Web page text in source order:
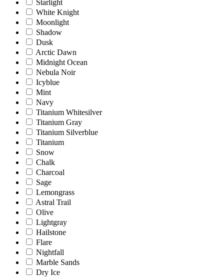
Starlight
White Knight
Moonlight
Shadow
Dusk
Arctic Dawn
Midnight Ocean
Nebula Noir
Icyblue
Mint
Navy
Titanium Whitesilver
Titanium Gray
Titanium Silverblue
Titanium
Snow
Chalk
Charcoal
Sage
Lemongrass
Astral Trail
Olive
Lightgray
Hailstone
Flare
Nightfall
Marble Sands
Dry Ice